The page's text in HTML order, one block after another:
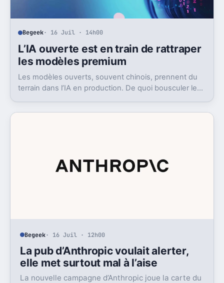
Begeek· 16 Juil · 14h00
L’IA ouverte est en train de rattraper
les modèles premium
Les modèles ouverts, souvent chinois, prennent du
terrain dans l’IA en production. De quoi bousculer le
Begeek· 16 Juil · 12h00
La pub d’Anthropic voulait alerter,
elle met surtout mal à l’aise
La nouvelle campagne d’Anthropic joue la carte du